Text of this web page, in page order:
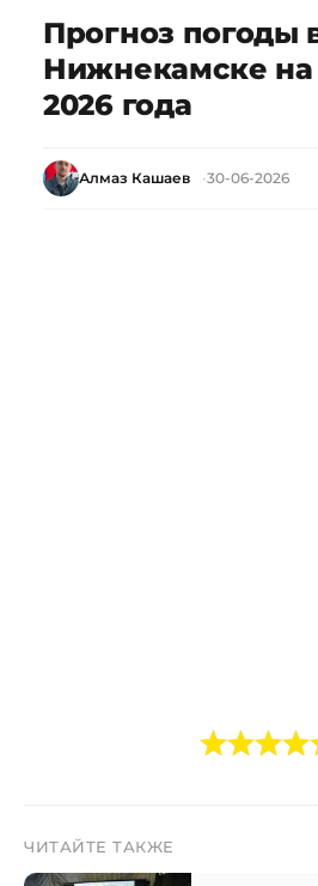
Прогноз погоды
Нижнекамске на
2026 года
Алмаз Кашаев 30-06-2026
ЧИТАЙТЕ ТАКЖЕ